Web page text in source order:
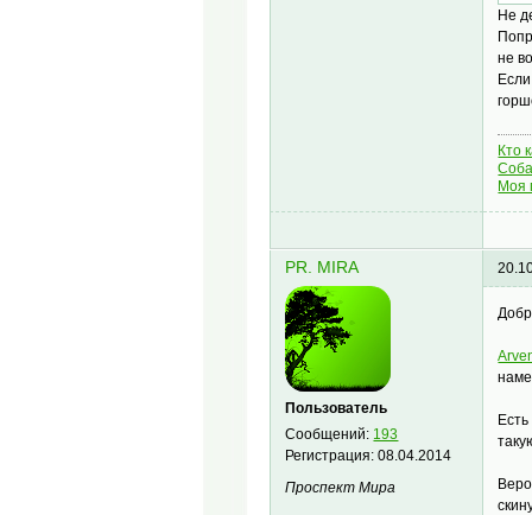
Не
не
Кто
Моя
PR. MIRA
Пользователь
Сообщений: 193
Регистрация:08.04.2014
Проспект Мира